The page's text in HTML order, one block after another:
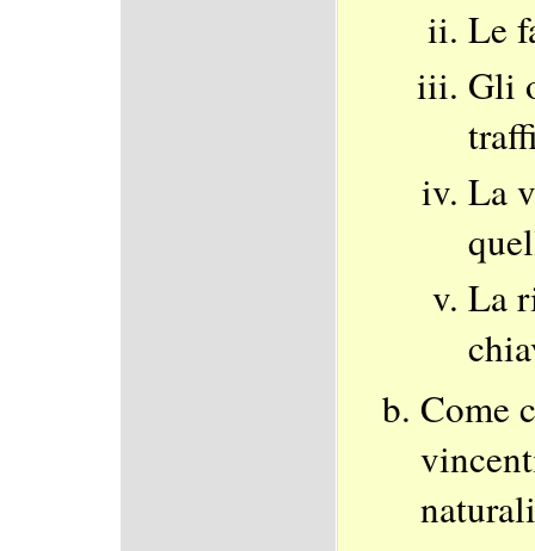
Le
Gli
La
La
Come